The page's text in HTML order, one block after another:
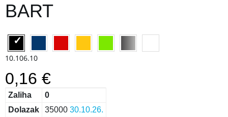
BART
10.106.10
0,16 €
Zaliha
0
Dolazak
35000 30.10.26.